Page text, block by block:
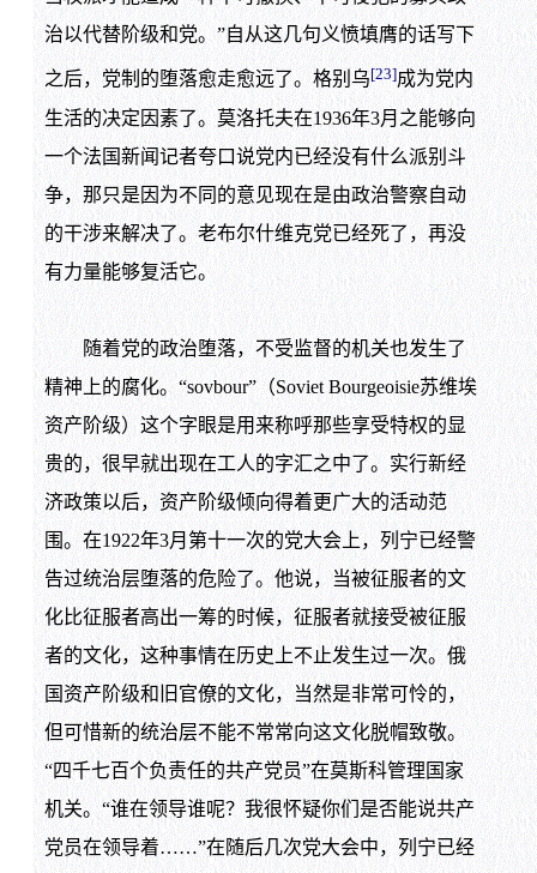
治以代替阶级和党。”自从这几句义愤填膺的话写下
之后，党制的堕落愈走愈远了。格别乌[23]成为党内
生活的决定因素了。莫洛托夫在1936年3月之能够向
一个法国新闻记者夸口说党内已经没有什么派别斗
争，那只是因为不同的意见现在是由政治警察自动
的干涉来解决了。老布尔什维克党已经死了，再没
有力量能够复活它。
随着党的政治堕落，不受监督的机关也发生了
精神上的腐化。“sovbour”（Soviet Bourgeoisie苏维埃
资产阶级）这个字眼是用来称呼那些享受特权的显
贵的，很早就出现在工人的字汇之中了。实行新经
济政策以后，资产阶级倾向得着更广大的活动范
围。在1922年3月第十一次的党大会上，列宁已经警
告过统治层堕落的危险了。他说，当被征服者的文
化比征服者高出一筹的时候，征服者就接受被征服
者的文化，这种事情在历史上不止发生过一次。俄
国资产阶级和旧官僚的文化，当然是非常可怜的，
但可惜新的统治层不能不常常向这文化脱帽致敬。
“四千七百个负责任的共产党员”在莫斯科管理国家
机关。“谁在领导谁呢？我很怀疑你们是否能说共产
党员在领导着……”在随后几次党大会中，列宁已经